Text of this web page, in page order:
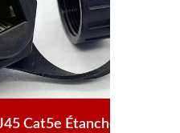
Cat5e Étanche